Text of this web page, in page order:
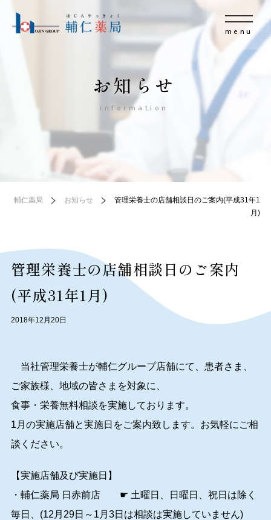
menu
お知らせ
information
輔仁薬局 お知らせ
管理栄養士の店舗相談日のご案内(平成31年1
月)
管理栄養士の店舗相談日のご案内
(平成31年1月)
2018年12月20日
当社管理栄養士が輔仁グループ店舗にて、患者さま、
ご家族様、地域の皆さまを対象に、
食事・栄養無料相談を実施しております。
1月の実施店舗と実施日をご案内致します。お気軽にご相
談ください。
【実施店舗及び実施日】
・輔仁薬局 日赤前店 ☛ 土曜日、日曜日、祝日は除く
毎日、(12月29日～1月3日は相談は実施していません)